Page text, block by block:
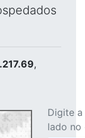
,
Digite
lado no